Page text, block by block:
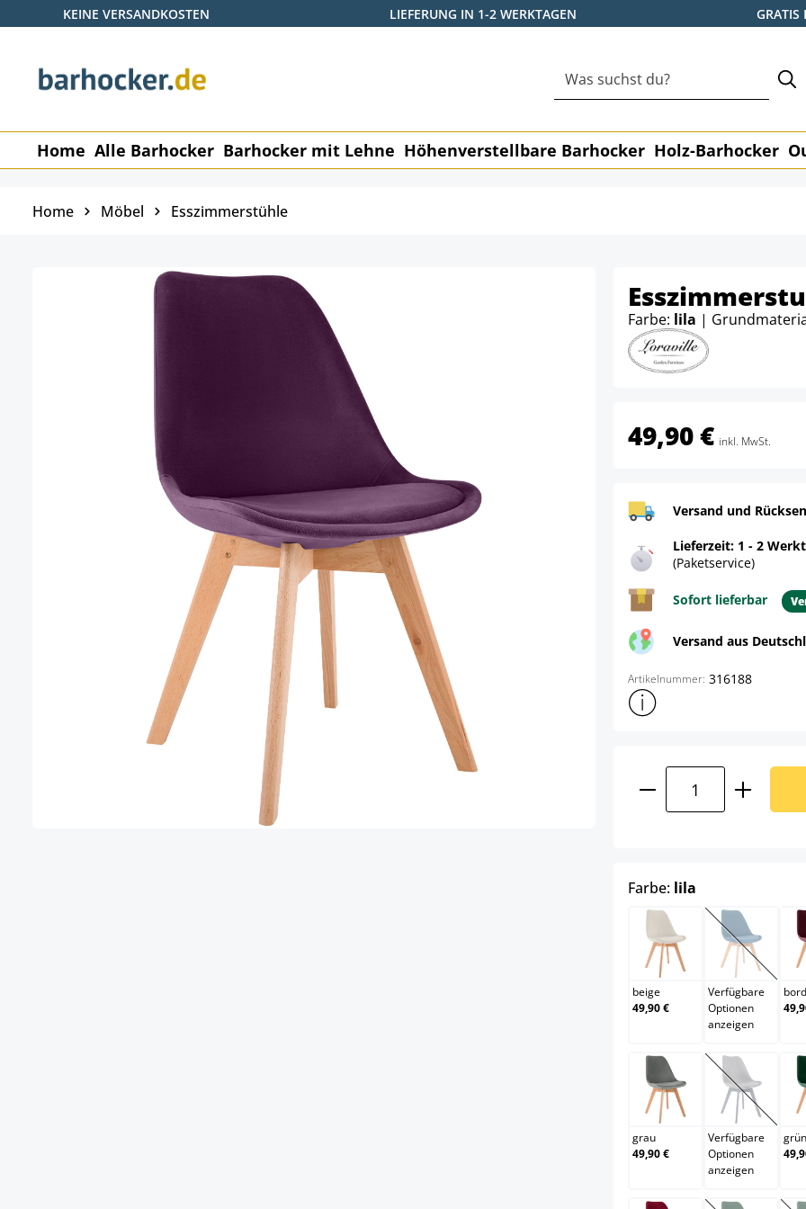
Hauptinhalt springen
Zur Suche springen
Zur Hauptnavigation springen
KEINE VERSANDKOSTEN LIEFERUNG IN 1-2 WERKTAGEN GRATIS
Home Alle Barhocker Barhocker mit Lehne Höhenverstellbare Barhocker Holz-Barhocker
Home Möbel Esszimmerstühle
Farbe: lila |
49,90 € inkl. MwSt.
Versand und
Lieferzeit: 1 - 2
(Paketservice)
Sofort lieferbar
Versand aus
Artikelnummer: 316188
Weitere
Produkt Anzahl:
Farbe: lila
beige
beige
49,90 €
blau
(Diese
Verfügbare
Optionen
anzeigen
grau
grau
49,90 €
grau/grau
(Diese
Verfügbare
Optionen
anzeigen
grün